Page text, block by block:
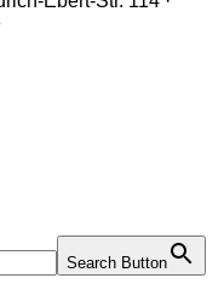
Search Button